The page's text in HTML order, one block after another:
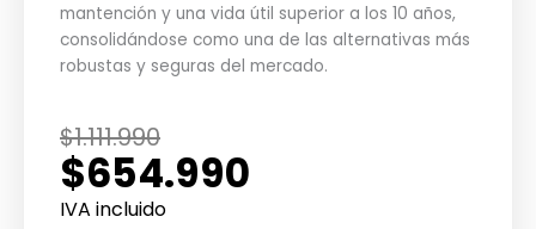
mantención y una vida útil superior a los 10 años,
consolidándose como una de las alternativas más
robustas y seguras del mercado.
$1.111.990
El
precio
original
$654.990
El
precio
actual
IVA incluido